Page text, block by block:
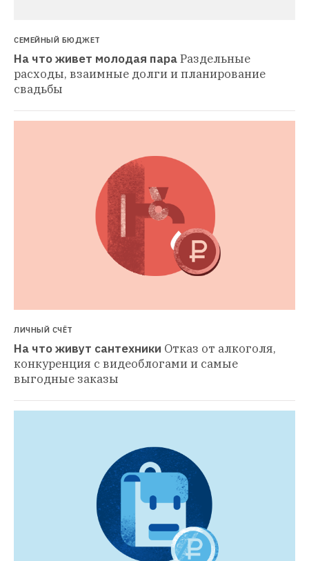
СЕМЕЙНЫЙ БЮДЖЕТ
На что живет молодая параРаздельные
расходы, взаимные долги и планирование
свадьбы
ЛИЧНЫЙ СЧЁТ
На что живут сантехники Отказ от алкоголя,
конкуренция с видеоблогами и самые
выгодные заказы